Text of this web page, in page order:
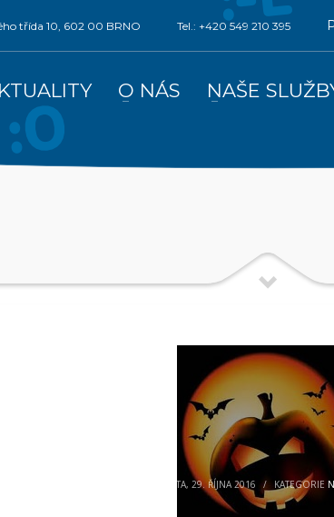
třída 10, 602 00 BRNO Tel.: +420 549 210 395
O NÁS NAŠE
SOBOTA, 29. ŘÍJNA 2016 / KATEGORIE